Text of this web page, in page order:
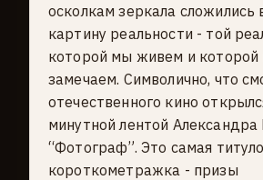
осколкам зеркала сложились
картину реальности - той
которой мы живем и которой
замечаем. Символично, что
отечественного кино
минутной лентой Александра
“Фотограф”. Это caмая
короткометражка - призы